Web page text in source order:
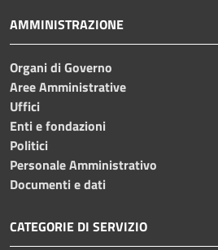
AMMINISTRAZIONE
Organi di Governo
Aree Amministrative
Uffici
Enti e fondazioni
Politici
Personale Amministrativo
Documenti e dati
CATEGORIE DI SERVIZIO